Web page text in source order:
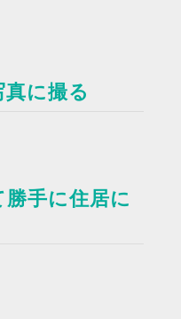
真に撮る
勝手に住居に